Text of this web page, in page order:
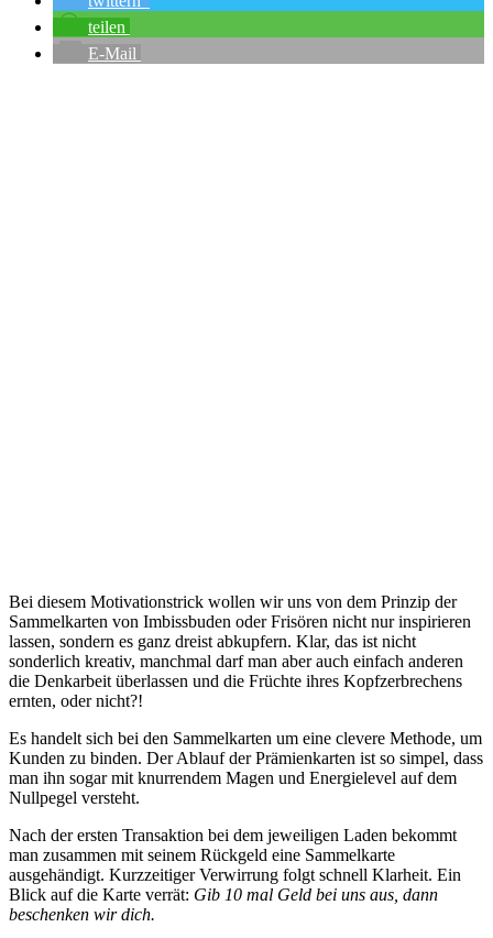
teilen
E-Mail
Bei diesem Motivationstrick wollen wir uns von dem Prinzip der
Sammelkarten von Imbissbuden oder Frisören nicht nur inspirieren
lassen, sondern es ganz dreist abkupfern. Klar, das ist nicht
sonderlich kreativ, manchmal darf man aber auch einfach anderen
die Denkarbeit überlassen und die Früchte ihres Kopfzerbrechens
ernten, oder nicht?!
Es handelt sich bei den Sammelkarten um eine clevere Methode, um
Kunden zu binden. Der Ablauf der Prämienkarten ist so simpel, dass
man ihn sogar mit knurrendem Magen und Energielevel auf dem
Nullpegel versteht.
Nach der ersten Transaktion bei dem jeweiligen Laden bekommt
man zusammen mit seinem Rückgeld eine Sammelkarte
ausgehändigt. Kurzzeitiger Verwirrung folgt schnell Klarheit. Ein
Blick auf die Karte verrät: Gib 10 mal Geld bei uns aus, dann
beschenken wir dich.